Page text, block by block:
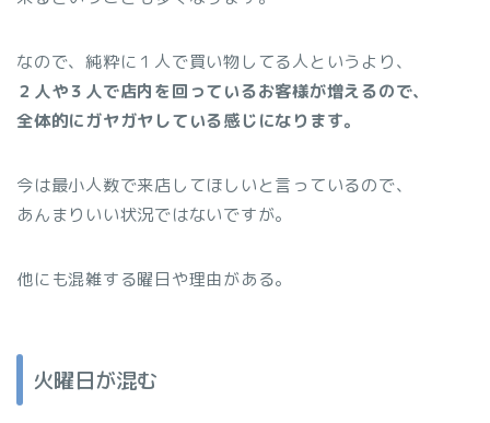
なので、純粋に１人で買い物してる人というより、
２人や３人で店内を回っているお客様が増えるので、
全体的にガヤガヤしている感じになります。
今は最小人数で来店してほしいと言っているので、
あんまりいい状況ではないですが。
他にも混雑する曜日や理由がある。
火曜日が混む